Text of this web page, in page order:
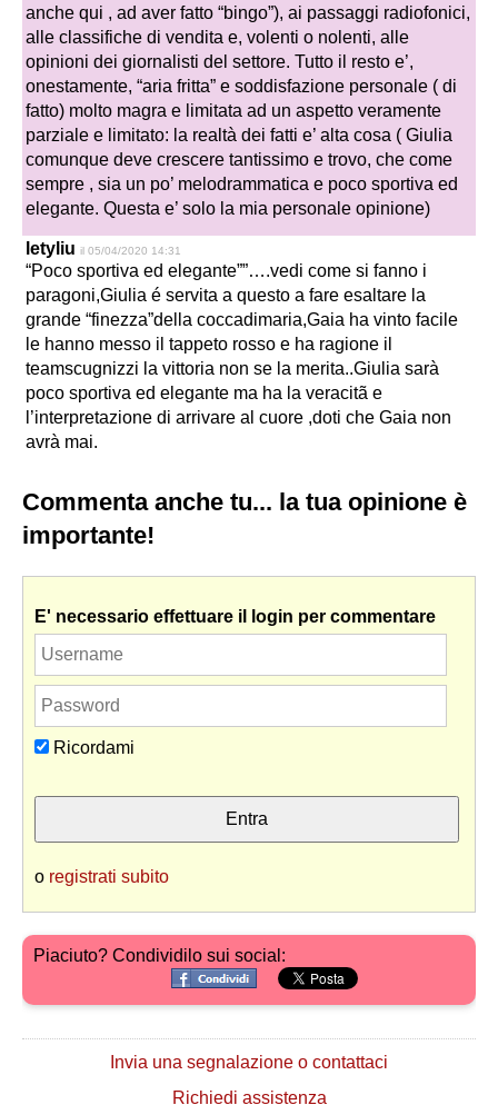
anche qui , ad aver fatto “bingo”), ai passaggi radiofonici,
alle classifiche di vendita e, volenti o nolenti, alle
opinioni dei giornalisti del settore. Tutto il resto e’,
onestamente, “aria fritta” e soddisfazione personale ( di
fatto) molto magra e limitata ad un aspetto veramente
parziale e limitato: la realtà dei fatti e’ alta cosa ( Giulia
comunque deve crescere tantissimo e trovo, che come
sempre , sia un po’ melodrammatica e poco sportiva ed
elegante. Questa e’ solo la mia personale opinione)
letyliu il 05/04/2020 14:31
“Poco sportiva ed elegante””….vedi come si fanno i
paragoni,Giulia é servita a questo a fare esaltare la
grande “finezza”della coccadimaria,Gaia ha vinto facile
le hanno messo il tappeto rosso e ha ragione il
teamscugnizzi la vittoria non se la merita..Giulia sarà
poco sportiva ed elegante ma ha la veracitã e
l’interpretazione di arrivare al cuore ,doti che Gaia non
avrà mai.
Commenta anche tu... la tua opinione è
importante!
E' necessario effettuare il login per commentare
Ricordami
o registrati subito
Piaciuto? Condividilo sui social:
Invia una segnalazione o contattaci
Richiedi assistenza